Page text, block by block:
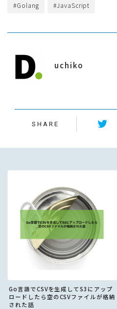
#Golang #JavaScript
uchiko
SHARE
Go言語でCSVを生成してS3にアップ
ロードしたら空のCSVファイルが格納
された話